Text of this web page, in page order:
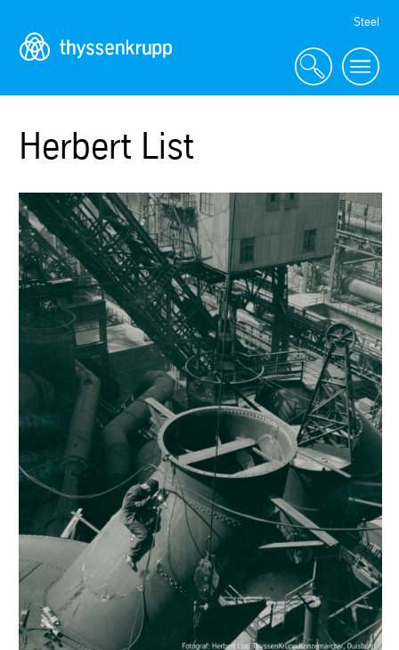
Navigation
Steel
Herbert List